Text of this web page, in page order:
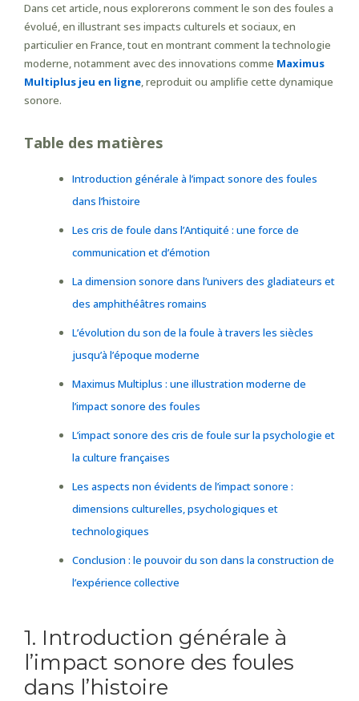
Dans cet article, nous explorerons comment le son des foules a
évolué, en illustrant ses impacts culturels et sociaux, en
particulier en France, tout en montrant comment la technologie
moderne, notamment avec des innovations comme Maximus
Multiplus jeu en ligne, reproduit ou amplifie cette dynamique
sonore.
Table des matières
Introduction générale à l’impact sonore des foules
dans l’histoire
Les cris de foule dans l’Antiquité : une force de
communication et d’émotion
La dimension sonore dans l’univers des gladiateurs et
des amphithéâtres romains
L’évolution du son de la foule à travers les siècles
jusqu’à l’époque moderne
Maximus Multiplus : une illustration moderne de
l’impact sonore des foules
L’impact sonore des cris de foule sur la psychologie et
la culture françaises
Les aspects non évidents de l’impact sonore :
dimensions culturelles, psychologiques et
technologiques
Conclusion : le pouvoir du son dans la construction de
l’expérience collective
1. Introduction générale à
l’impact sonore des foules
dans l’histoire